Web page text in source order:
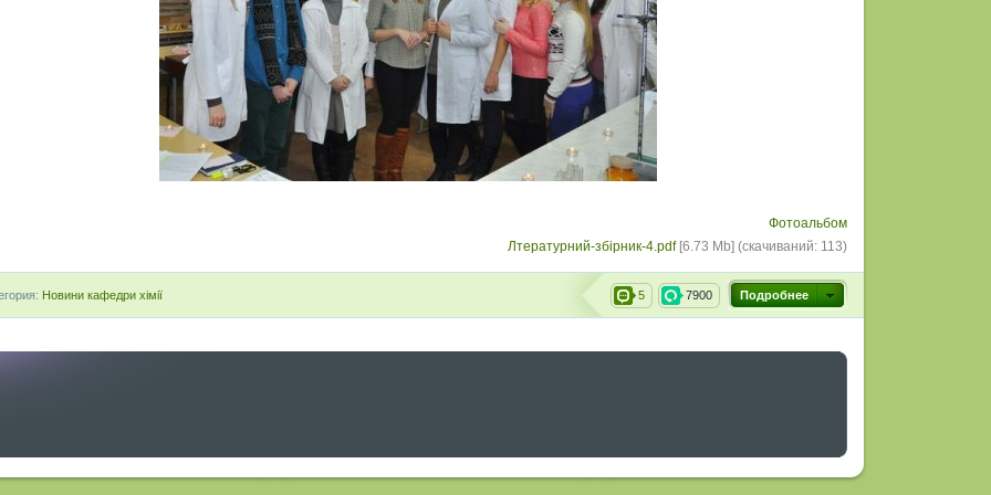
Фотоальбом
Лтературний-збiрник-4.pdf[6.73 Mb] (cкачиваний: 113)
Подробнее
7900
5
Новини кафедри хімії